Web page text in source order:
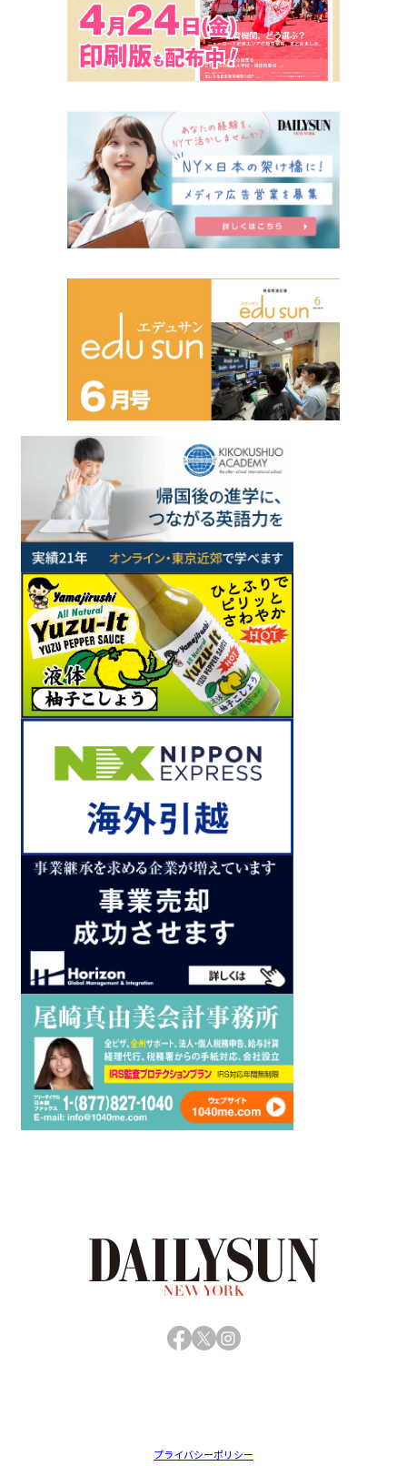
Facebook
X Instagram
プライバシーポリシー